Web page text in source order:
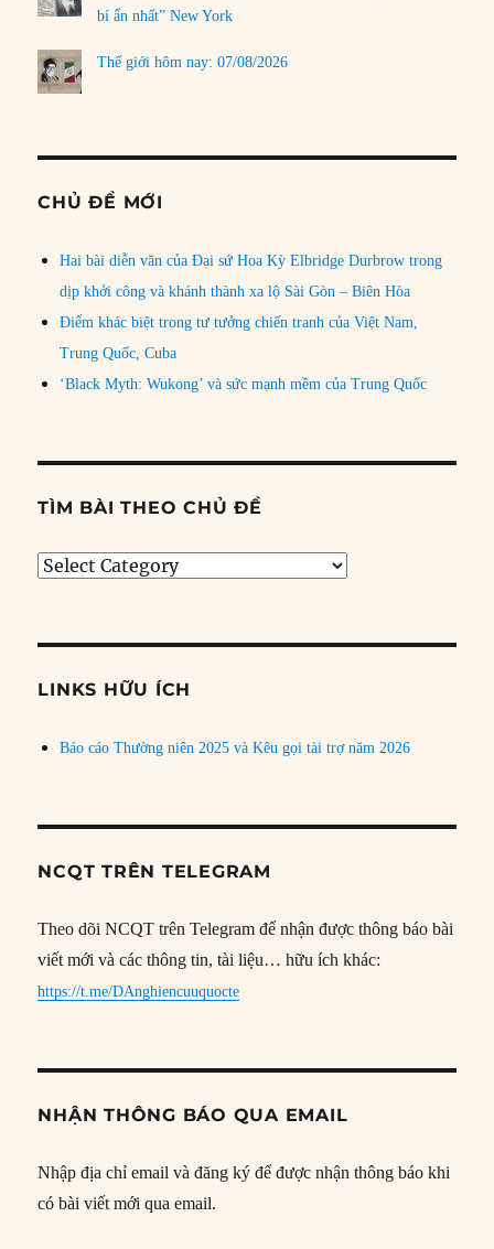
bí ẩn nhất” New York
Thế giới hôm nay: 07/08/2026
CHỦ ĐỀ MỚI
Hai bài diễn văn của Đại sứ Hoa Kỳ Elbridge Durbrow trong
dịp khởi công và khánh thành xa lộ Sài Gòn – Biên Hòa
Điểm khác biệt trong tư tưởng chiến tranh của Việt Nam,
Trung Quốc, Cuba
‘Black Myth: Wukong’ và sức mạnh mềm của Trung Quốc
TÌM BÀI THEO CHỦ ĐỀ
Tìm
đề
LINKS HỮU ÍCH
Báo cáo Thường niên 2025 và Kêu gọi tài trợ năm 2026
NCQT TRÊN TELEGRAM
Theo dõi NCQT trên Telegram để nhận được thông báo bài
viết mới và các thông tin, tài liệu… hữu ích khác:
https://t.me/DAnghiencuuquocte
NHẬN THÔNG BÁO QUA EMAIL
Nhập địa chỉ email và đăng ký để được nhận thông báo khi
có bài viết mới qua email.